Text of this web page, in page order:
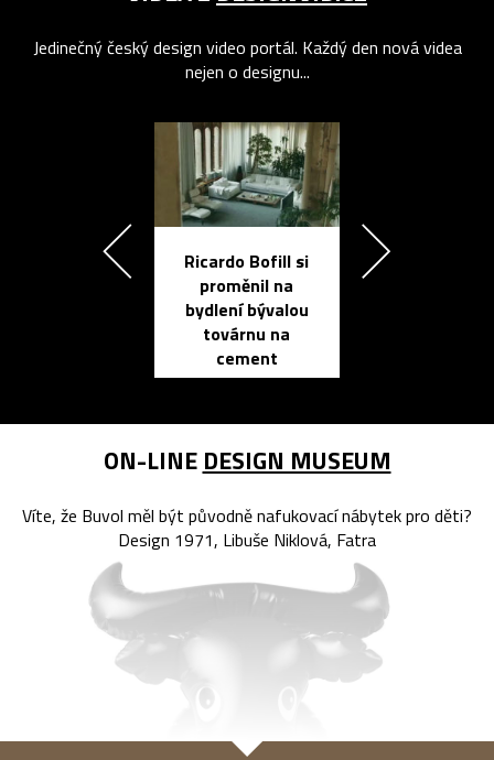
Jedinečný český design video portál. Každý den nová videa
nejen o designu...
Ricardo Bofill si
proměnil na
bydlení bývalou
továrnu na
cement
ON-LINE DESIGN MUSEUM
Víte, že Buvol měl být původně nafukovací nábytek pro děti?
Design 1971, Libuše Niklová, Fatra